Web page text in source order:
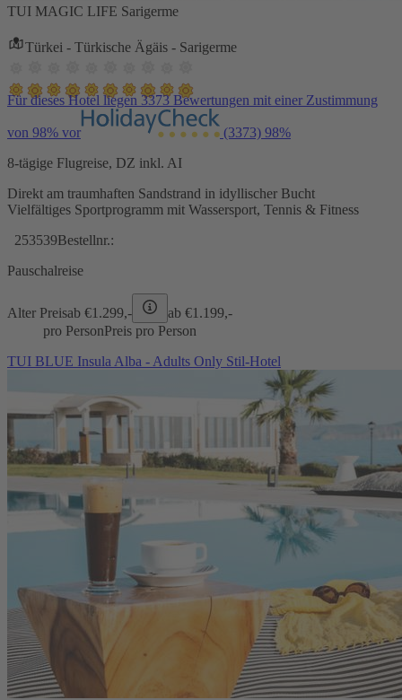
TUI MAGIC LIFE Sarigerme
Türkei - Türkische Ägäis - Sarigerme
Für dieses Hotel liegen 3373 Bewertungen mit einer Zustimmung
von 98% vor (3373) 98%
8-tägige Flugreise, DZ inkl. AI
Direkt am traumhaften Sandstrand in idyllischer Bucht
Vielfältiges Sportprogramm mit Wassersport, Tennis & Fitness
253539Bestellnr.:
Pauschalreise
Alter Preisab €1.299,- ab €1.199,-
pro PersonPreis pro Person
TUI BLUE Insula Alba - Adults Only Stil-Hotel